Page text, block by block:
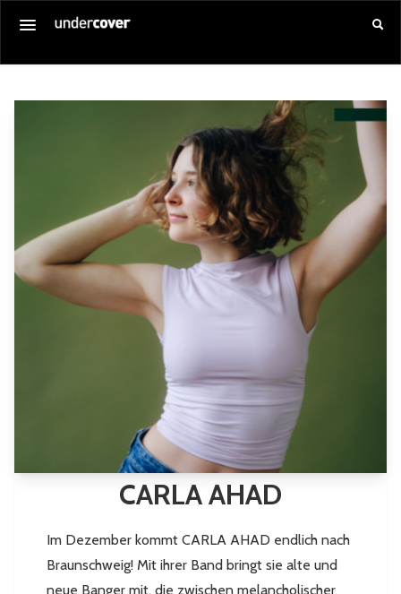
Anmelden
CARLA AHAD
Im Dezember kommt CARLA AHAD endlich nach
Braunschweig! Mit ihrer Band bringt sie alte und
neue Banger mit, die zwischen melancholischer